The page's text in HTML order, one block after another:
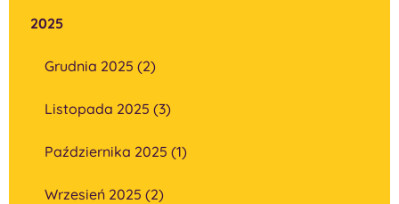
2025
Grudnia 2025 (2)
Listopada 2025 (3)
Października 2025 (1)
Wrzesień 2025 (2)